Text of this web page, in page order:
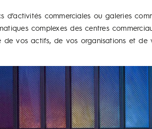
d’activités commerciales ou galeries
complexes des centres
vos actifs, de vos organisations et de